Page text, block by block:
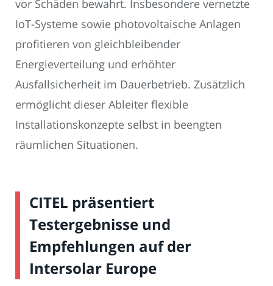
vor Schäden bewahrt. Insbesondere vernetzte
IoT-Systeme sowie photovoltaische Anlagen
profitieren von gleichbleibender
Energieverteilung und erhöhter
Ausfallsicherheit im Dauerbetrieb. Zusätzlich
ermöglicht dieser Ableiter flexible
Installationskonzepte selbst in beengten
räumlichen Situationen.
CITEL präsentiert
Testergebnisse und
Empfehlungen auf der
Intersolar Europe